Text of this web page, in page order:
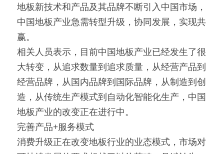
地板新技术和产品及其品牌不断引入中国市场，
中国地板产业急需转型升级，协同发展，实现共
赢。
相关人员表示，目前中国地板产业已经发生了很
大转变，从追求数量到追求质量，从经营产品到
经营品牌，从国内品牌到国际品牌，从制造到创
造，从传统生产模式到自动化智能化生产，中国
地板产业的改变正在进行中。
完善产品+服务模式
消费升级正在改变地板行业的业态模式，市场对